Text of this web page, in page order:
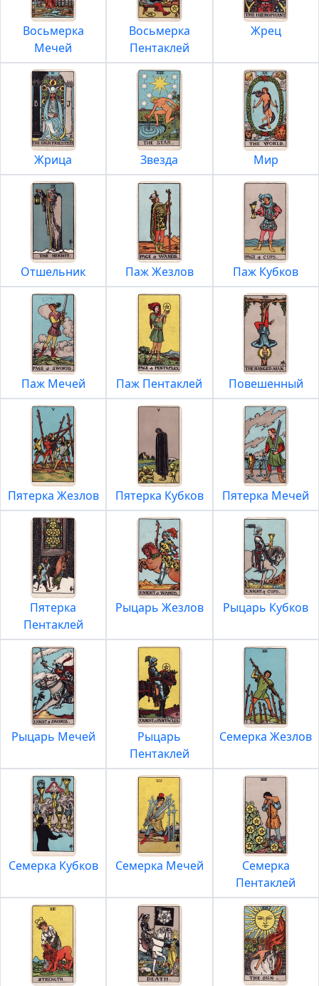
Восьмерка
Мечей
Восьмерка
Пентаклей
Жрец
Жрица Звезда Мир
Отшельник Паж Жезлов Паж Кубков
Паж Мечей Паж Пентаклей Повешенный
Пятерка Жезлов Пятерка Кубков Пятерка Мечей
Пятерка
Пентаклей
Рыцарь Жезлов Рыцарь Кубков
Рыцарь Мечей
Рыцарь
Пентаклей
Семерка Жезлов
Семерка Кубков Семерка Мечей
Семерка
Пентаклей